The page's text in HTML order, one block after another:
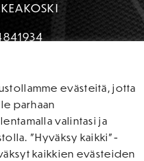
evästeitä, jotta
parhaan
valintasi ja
"Hyväksy kaikki"-
kaikkien evästeiden